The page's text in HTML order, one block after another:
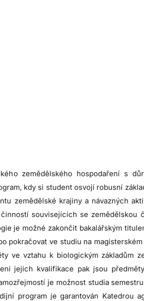
zemědělského hospodaření s
kdy si student osvojí robusní
zemědělské krajiny a návazných
souvisejících se zemědělskou
je možné zakončit bakalářským
pokračovat ve studiu na magisterském
ve vztahu k biologickým základům
jejich kvalifikace pak jsou
je možnost studia
program je garantován Katedrou